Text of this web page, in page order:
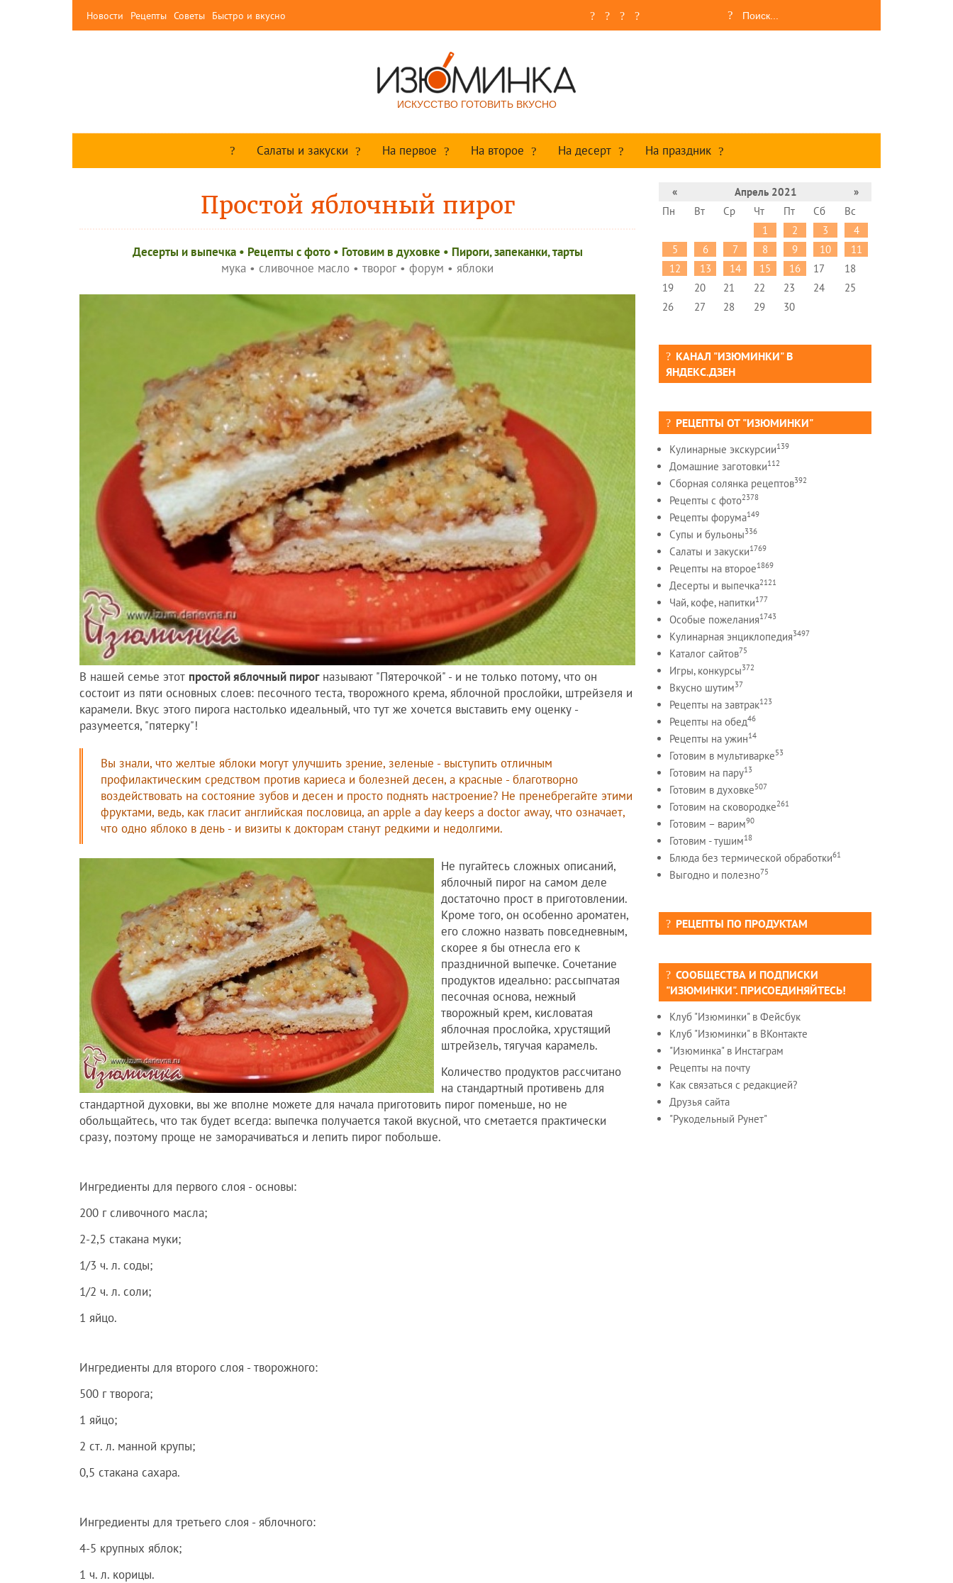
Новости Рецепты Советы Быстро и вкусно
ИСКУССТВО ГОТОВИТЬ ВКУСНО
Салаты и закуски На первое На второе На десерт На праздник
Простой яблочный пирог
Десерты и выпечка• Рецепты c фото• Готовим в духовке • Пироги, запеканки, тарты
мука • сливочное масло • творог• форум • яблоки
В нашей семье этот простой яблочный пирогназывают "Пятерочкой" - и не только потому, что он
состоит из пяти основных слоев: песочного теста, творожного крема, яблочной прослойки, штрейзеля и
карамели. Вкус этого пирога настолько идеальный, что тут же хочется выставить ему оценку -
разумеется, "пятерку"!
Вы знали, что желтые яблоки могут улучшить зрение, зеленые - выступить отличным
профилактическим средством против кариеса и болезней десен, а красные - благотворно
воздействовать на состояние зубов и десен и просто поднять настроение? Не пренебрегайте этими
фруктами, ведь, как гласит английская пословица, an apple a day keeps a doctor away, что означает,
что одно яблоко в день - и визиты к докторам станут редкими и недолгими.
Не пугайтесь сложных описаний,
яблочный пирог на самом деле
достаточно прост в приготовлении.
Кроме того, он особенно ароматен,
его сложно назвать повседневным,
скорее я бы отнесла его к
праздничной выпечке. Сочетание
продуктов идеально: рассыпчатая
песочная основа, нежный
творожный крем, кисловатая
яблочная прослойка, хрустящий
штрейзель, тягучая карамель.
Количество продуктов рассчитано
на стандартный противень для
стандартной духовки, вы же вполне можете для начала приготовить пирог поменьше, но не
обольщайтесь, что так будет всегда: выпечка получается такой вкусной, что сметается практически
сразу, поэтому проще не заморачиваться и лепить пирог побольше.
Ингредиенты для первого слоя - основы:
200 г сливочного масла;
2-2,5 стакана муки;
1/3 ч. л. соды;
1/2 ч. л. соли;
1 яйцо.
Ингредиенты для второго слоя - творожного:
500 г творога;
1 яйцо;
2 ст. л. манной крупы;
0,5 стакана сахара.
Ингредиенты для третьего слоя - яблочного:
4-5 крупных яблок;
1 ч. л. корицы.
« Апрель 2021
»
Пн
Вт Ср Чт Пт Сб
Вс
1
2 3
4
5
6 7 8 9 10
11
12
13 14 15 16 17
18
19
20 21 22 23 24
25
26
27 28 29 30
КАНАЛ "ИЗЮМИНКИ" В
ЯНДЕКС.ДЗЕН
РЕЦЕПТЫ ОТ "ИЗЮМИНКИ"
Кулинарные экскурсии139
Домашние заготовки112
Сборная солянка рецептов392
Рецепты c фото2378
Рецепты форума149
Супы и бульоны336
Салаты и закуски1769
Рецепты на второе1869
Десерты и выпечка2121
Чай, кофе, напитки177
Особые пожелания1743
Кулинарная энциклопедия3497
Каталог сайтов75
Игры, конкурсы372
Вкусно шутим37
Рецепты на завтрак123
Рецепты на обед46
Рецепты на ужин14
Готовим в мультиварке53
Готовим на пару13
Готовим в духовке507
Готовим на сковородке261
Готовим – варим90
Готовим - тушим18
Блюда без термической обработки61
Выгодно и полезно75
РЕЦЕПТЫ ПО ПРОДУКТАМ
СООБЩЕСТВА И ПОДПИСКИ
"ИЗЮМИНКИ". ПРИСОЕДИНЯЙТЕСЬ!
Клуб "Изюминки" в Фейсбук
Клуб "Изюминки" в ВКонтакте
"Изюминка" в Инстаграм
Рецепты на почту
Как связаться с редакцией?
Друзья сайта
"Рукодельный Рунет"